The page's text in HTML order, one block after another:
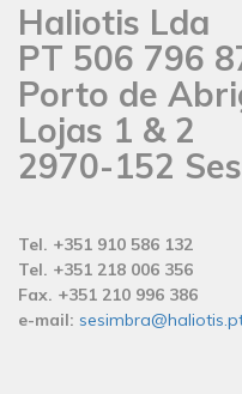
Haliotis Lda
PT 506 796
Porto de
Lojas 1 & 2
2970-152
Tel. +351 910 586 132
Tel. +351 218 006 356
Fax. +351 210 996 386
e-mail: